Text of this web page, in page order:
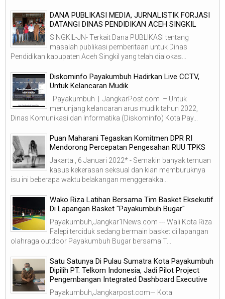
DANA PUBLIKASI MEDIA, JURNALISTIK FORJASI
DATANGI DINAS PENDIDIKAN ACEH SINGKIL
SINGKIL-JN- Terkait Dana PUBLIKASI tentang
masalah publikasi pemberitaan untuk Dinas
Pendidikan kabupaten Aceh Singkil yang telah dialokas...
Diskominfo Payakumbuh Hadirkan Live CCTV,
Untuk Kelancaran Mudik
Payakumbuh | JangkarPost.com – Untuk
menunjang kelancaran arus mudik tahun 2022,
Dinas Komunikasi dan Informatika (Diskominfo) Kota Pay...
Puan Maharani Tegaskan Komitmen DPR RI
Mendorong Percepatan Pengesahan RUU TPKS
Jakarta , 6 Januari 2022* - Semakin banyak temuan
kasus kekerasan seksual dan kian memburuknya
isu ini beberapa waktu belakangan menggerakka...
Wako Riza Latihan Bersama Tim Basket Eksekutif
Di Lapangan Basket "Payakumbuh Bugar"
Payakumbuh,Jangkar1News.com --- Wali Kota Riza
Falepi terciduk sedang bermain basket di lapangan
olahraga outdoor Payakumbuh Bugar bersama T...
Satu Satunya Di Pulau Sumatra Kota Payakumbuh
Dipilih PT. Telkom Indonesia, Jadi Pilot Project
Pengembangan Integrated Dashboard Executive
Payakumbuh,Jangkarpost.com— Kota